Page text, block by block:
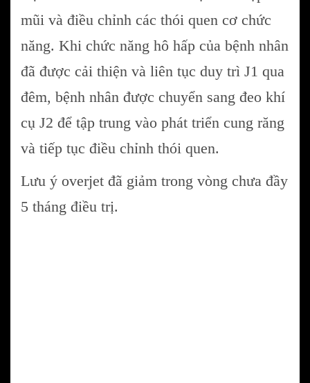
mũi và điều chỉnh các thói quen cơ chức
năng. Khi chức năng hô hấp của bệnh nhân
đã được cải thiện và liên tục duy trì J1 qua
đêm, bệnh nhân được chuyển sang đeo khí
cụ J2 để tập trung vào phát triển cung răng
và tiếp tục điều chỉnh thói quen.
Lưu ý overjet đã giảm trong vòng chưa đầy
5 tháng điều trị.